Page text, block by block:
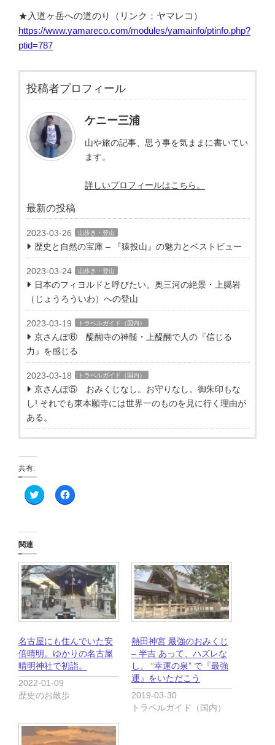
★入道ヶ岳への道のり（リンク：ヤマレコ）
https://www.yamareco.com/modules/yamainfo/ptinfo.php?
ptid=787
投稿者プロフィール
ケニー三浦
山や旅の記事、思う事を気ままに書いてい
ます。
詳しいプロフィールはこちら。
最新の投稿
2023-03-26 山歩き・登山
歴史と自然の宝庫 – 『猿投山』の魅力とベストビュー
2023-03-24 山歩き・登山
日本のフィヨルドと呼びたい。奥三河の絶景・上臈岩
（じょうろういわ）への登山
2023-03-19 トラベルガイド（国内）
京さんぽ⑥ 醍醐寺の神髄・上醍醐で人の『信じる
力』を感じる
2023-03-18 トラベルガイド（国内）
京さんぽ⑤ おみくじなし。お守りなし。御朱印もな
し! それでも東本願寺には世界一のものを見に行く理由が
ある。
共有:
ク
リ
t
t
e
r
で
共
有
(
し
い
ウ
ィ
ン
ド
ウ
で
開
す
)
F
a
共
有
す
る
に
は
ク
リ
ク
し
て
く
だ
さ
ウ
ィ
ン
関連
名古屋にも住んでいた安
倍晴明。ゆかりの名古屋
晴明神社で初詣。
2022-01-09
歴史のお散歩
熱田神宮 最強のおみくじ
– 半吉 あって、ハズレな
し。 “幸運の泉” で『最強
運』をいただこう
2019-03-30
トラベルガイド（国内）